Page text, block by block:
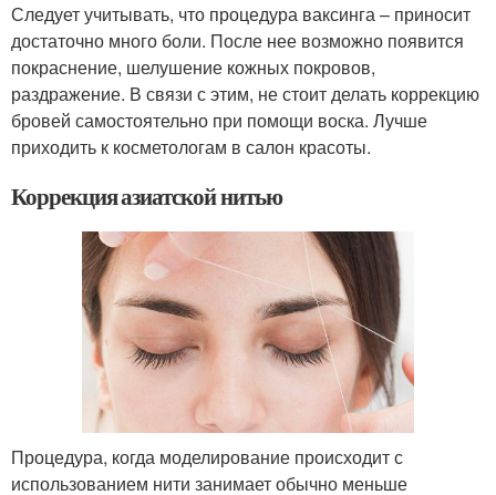
Следует учитывать, что процедура ваксинга – приносит
достаточно много боли. После нее возможно появится
покраснение, шелушение кожных покровов,
раздражение. В связи с этим, не стоит делать коррекцию
бровей самостоятельно при помощи воска. Лучше
приходить к косметологам в салон красоты.
Коррекция азиатской нитью
Процедура, когда моделирование происходит с
использованием нити занимает обычно меньше